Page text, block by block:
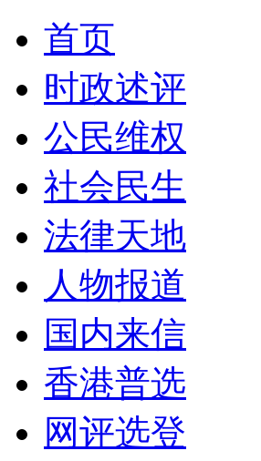
首页
时政述评
公民维权
社会民生
法律天地
人物报道
国内来信
香港普选
网评选登